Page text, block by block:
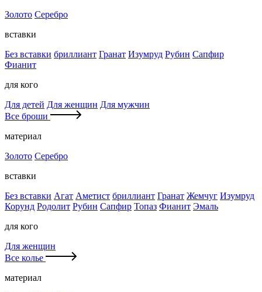
Золото Серебро
вставки
Без вставки бриллиант Гранат Изумруд Рубин Сапфир
Фианит
для кого
Для детей Для женщин Для мужчин
Все броши
материал
Золото Серебро
вставки
Без вставки Агат Аметист бриллиант Гранат Жемчуг Изумруд
Корунд Родолит Рубин Сапфир Топаз Фианит Эмаль
для кого
Для женщин
Все колье
материал